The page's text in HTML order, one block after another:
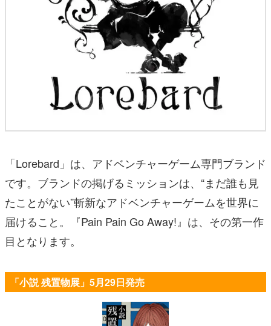
「Lorebard」は、アドベンチャーゲーム専門ブランド
です。ブランドの掲げるミッションは、“まだ誰も見
たことがない”斬新なアドベンチャーゲームを世界に
届けること。『Pain Pain Go Away!』は、その第一作
目となります。
「小説 残置物展」5月29日発売